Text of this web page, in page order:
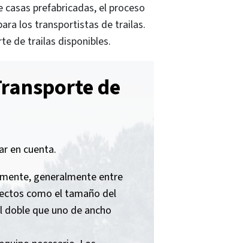
prefabricadas, el proceso
los transportistas de trailas.
de trailas disponibles.
de
en cuenta.
generalmente entre
como el tamaño del
que uno de ancho